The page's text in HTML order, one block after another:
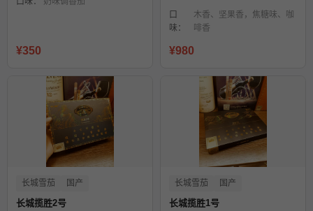
¥350
口
味：
木香、坚果香，焦糖味、咖
啡香
¥980
长城雪茄 国产
长城揽胜2号
长城雪茄 国产
长城揽胜1号